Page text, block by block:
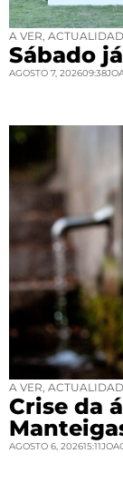
A VER,
Sábado
AGOSTO 7, 202609:38
A VER,
Crise da
AGOSTO 6, 202615:11